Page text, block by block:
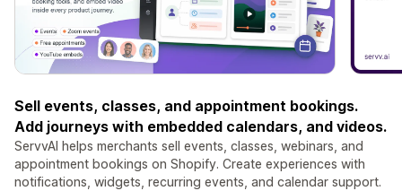
Sell events, classes, and appointment bookings.
Add journeys with embedded calendars, and videos.
ServvAI helps merchants sell events, classes, webinars, and
appointment bookings on Shopify. Create experiences with
notifications, widgets, recurring events, and calendar support.